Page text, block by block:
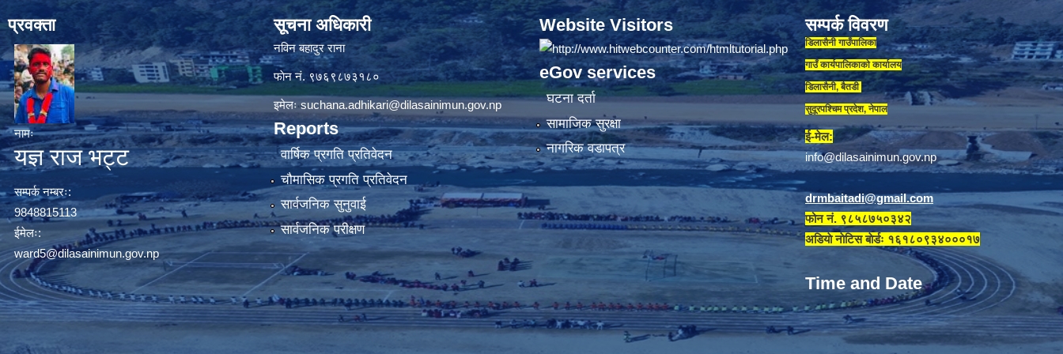
प्रवक्ता
नामः
यज्ञ राज भट्ट
सम्पर्क नम्बरः:
9848815113
ईमेलः:
ward5@dilasainimun.gov.np
सूचना अधिकारी
नविन बहादुर राना
फाेन नं. ९७६९८७३१८०
इमेलःsuchana.adhikari@dilasainimun.gov.np
Reports
वार्षिक प्रगति प्रतिवेदन
चौमासिक प्रगति प्रतिवेदन
सार्वजनिक सुनुवाई
सार्वजनिक परीक्षण
Website Visitors
eGov services
घटना दर्ता
सामाजिक सुरक्षा
नागरिक वडापत्र
सम्पर्क विवरण
डिलासैनी गाउँपालिका
गाउँ कार्यपालिकाकाे कार्यालय
डिलासैनी, बैतडी
सुदूरपश्चिम प्रदेश, नेपाल
ई-मेल:
info@dilasainimun.gov.np
drmbaitadi@gmail.com
फोन नं. ९८५८७५०३४२
अडियाे नाेटिस बाेर्डः १६१८०९३४०००१७
Time and Date